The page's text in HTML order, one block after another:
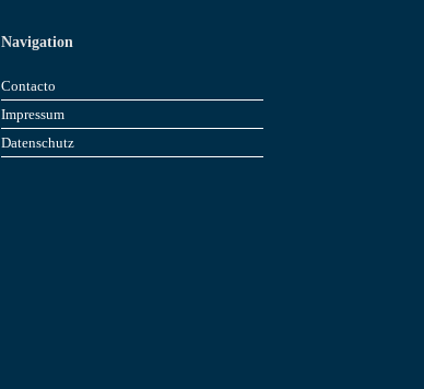
Navigation
Contacto
Impressum
Datenschutz